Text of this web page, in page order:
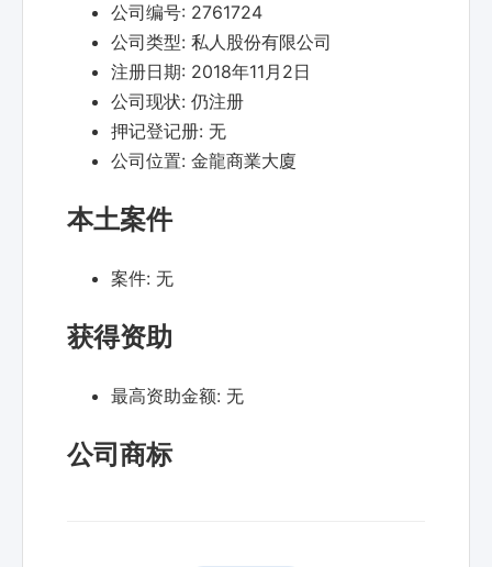
公司编号: 2761724
公司类型: 私人股份有限公司
注册日期: 2018年11月2日
公司现状: 仍注册
押记登记册: 无
公司位置: 金龍商業大廈
本土案件
案件: 无
获得资助
最高资助金额: 无
公司商标